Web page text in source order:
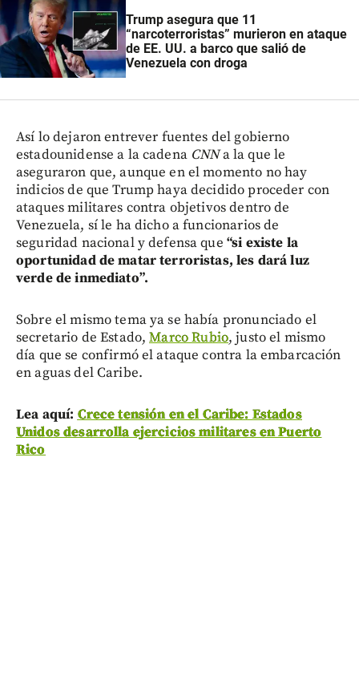
Trump asegura que 11
“narcoterroristas” murieron en ataque
de EE. UU. a barco que salió de
Venezuela con droga
Así lo dejaron entrever fuentes del gobierno
estadounidense a la cadena CNNa la que le
aseguraron que, aunque en el momento no hay
indicios de que Trump haya decidido proceder con
ataques militares contra objetivos dentro de
Venezuela, sí le ha dicho a funcionarios de
seguridad nacional y defensa que “si existe la
oportunidad de matar terroristas, les dará luz
verde de inmediato”.
Sobre el mismo tema ya se había pronunciado el
secretario de Estado,Marco Rubio, justo el mismo
día que se confirmó el ataque contra la embarcación
en aguas del Caribe.
Lea aquí: Crece tensión en el Caribe: Estados
Unidos desarrolla ejercicios militares en Puerto
Rico